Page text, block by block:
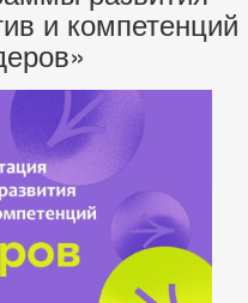
и компетенций